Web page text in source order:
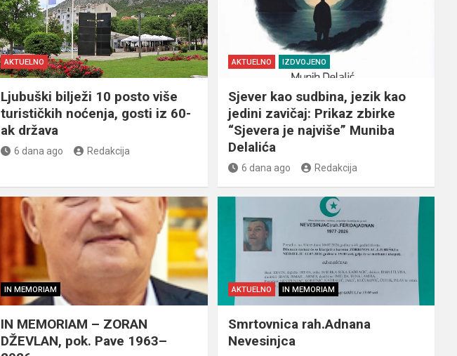
AKTUELNO
Ljubuški bilježi 10 posto više
turističkih noćenja, gosti iz 60-
ak država
6 dana ago Redakcija
AKTUELNO IZDVOJENO
Sjever kao sudbina, jezik kao
jedini zavičaj: Prikaz zbirke
“Sjevera je najviše” Muniba
Delalića
6 dana ago Redakcija
IN MEMORIAM
IN MEMORIAM – ZORAN
DŽEVLAN, pok. Pave 1963–
AKTUELNO IN MEMORIAM
Smrtovnica rah.Adnana
Nevesinjca